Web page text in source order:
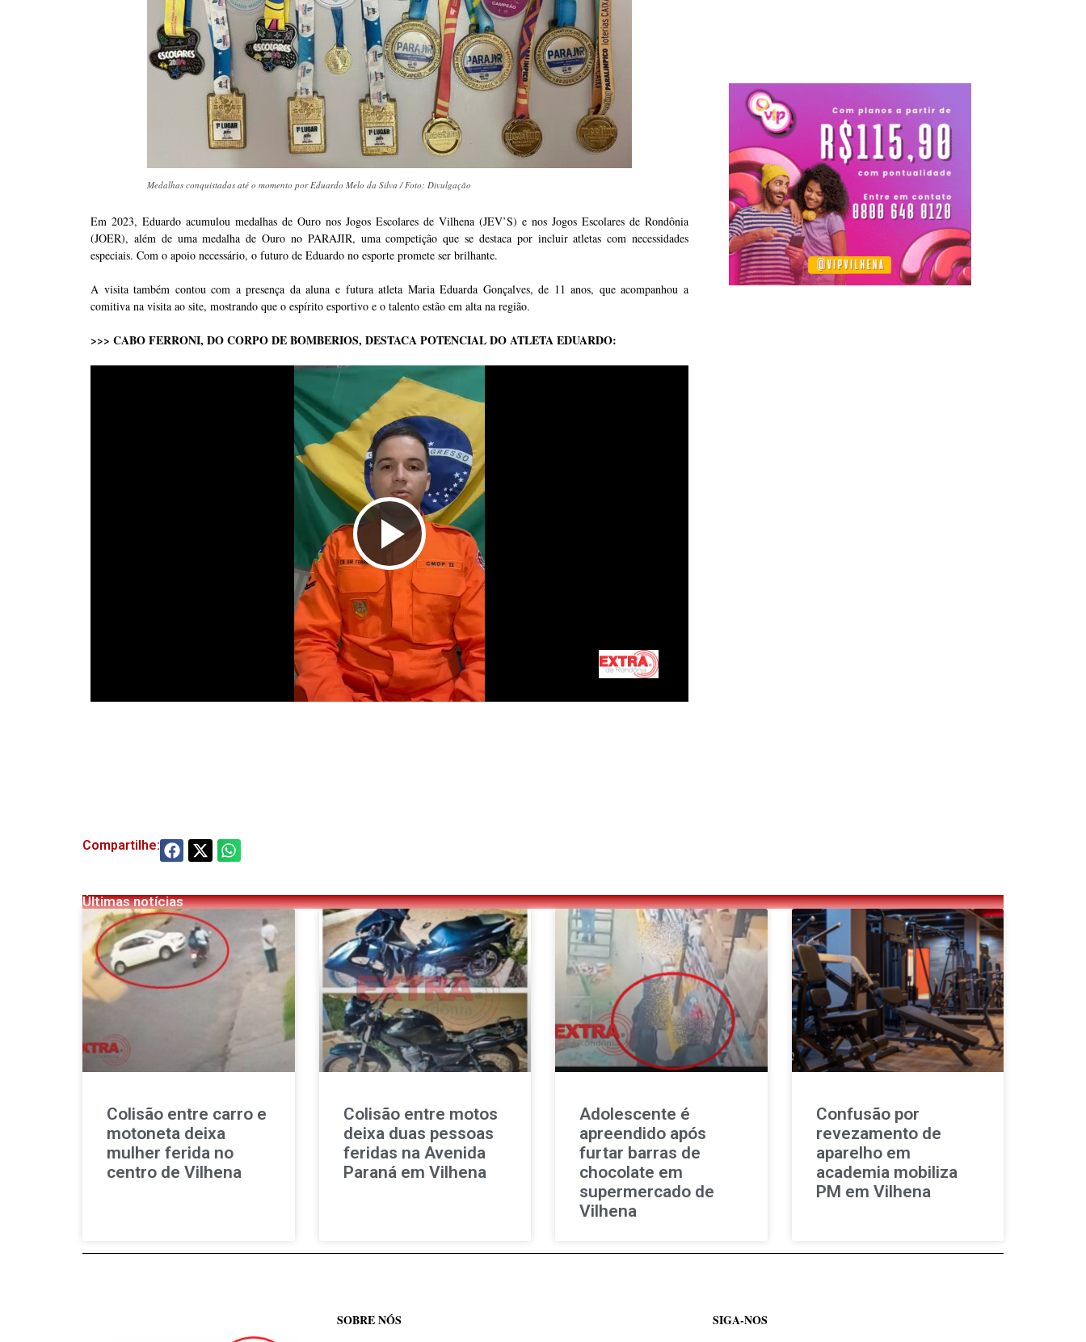
Medalhas conquistadas até o momento por Eduardo Melo da Silva / Foto: Divulgação
Em 2023, Eduardo acumulou medalhas de Ouro nos Jogos Escolares de Vilhena (JEV’S) e nos Jogos Escolares de Rondônia
(JOER), além de uma medalha de Ouro no PARAJIR, uma competição que se destaca por incluir atletas com necessidades
especiais. Com o apoio necessário, o futuro de Eduardo no esporte promete ser brilhante.
A visita também contou com a presença da aluna e futura atleta Maria Eduarda Gonçalves, de 11 anos, que acompanhou a
comitiva na visita ao site, mostrando que o espírito esportivo e o talento estão em alta na região.
>>> CABO FERRONI, DO CORPO DE BOMBERIOS, DESTACA POTENCIAL DO ATLETA EDUARDO:
Tocar
Vídeo
Compartilhe:
Últimas notícias
Colisão entre carro e
motoneta deixa
mulher ferida no
centro de Vilhena
Colisão entre motos
deixa duas pessoas
feridas na Avenida
Paraná em Vilhena
Adolescente é
apreendido após
furtar barras de
chocolate em
supermercado de
Vilhena
Confusão por
revezamento de
aparelho em
academia mobiliza
PM em Vilhena
SOBRE NÓS SIGA-NOS